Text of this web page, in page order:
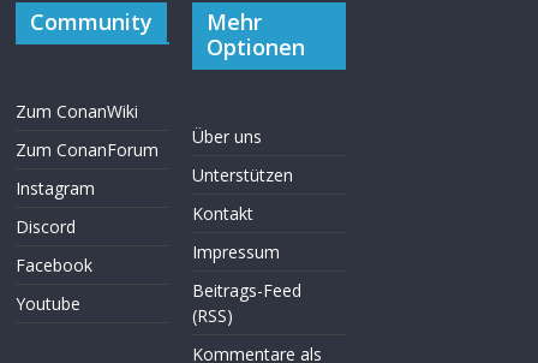
Community
Zum ConanWiki
Zum ConanForum
Instagram
Discord
Facebook
Youtube
Mehr
Optionen
Über uns
Unterstützen
Kontakt
Impressum
Beitrags-Feed
(RSS)
Kommentare als